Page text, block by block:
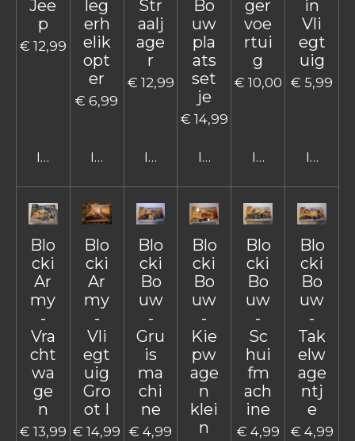
Jee
p
€ 12,99
In winkelwagen
leg
erh
elik
opt
er
€ 6,99
In winkelwagen
Str
aalj
age
r
€ 12,99
In winkelwagen
Bo
uw
pla
ats
set
je
€ 14,99
In winkelwagen
ger
voe
rtui
g
€ 10,00
In
in
Vli
egt
uig
€ 5,99
In
Blo
cki
Ar
my
-
Vra
cht
wa
ge
n
€ 13,99
Blo
cki
Ar
my
-
Vli
egt
uig
Gro
ot I
€ 14,99
Blo
cki
Bo
uw
-
Gru
is
ma
chi
ne
€ 4,99
Blo
cki
Bo
uw
-
Kie
pw
age
n
klei
n
Blo
cki
Bo
uw
-
Sc
hui
fm
ach
ine
€ 4,99
Blo
cki
Bo
uw
-
Tak
elw
age
ntj
e
€ 4,99